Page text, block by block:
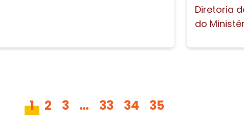
Diretoria
do
1 2 3 … 33 34 35